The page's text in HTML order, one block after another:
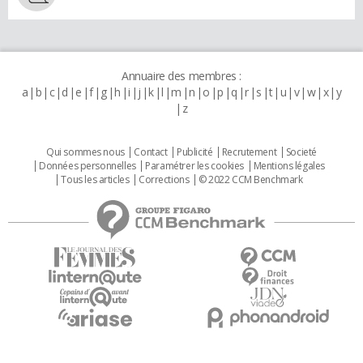
Annuaire des membres :
a b c d e f g h i j k l m n o p q r s t u v w x y
z
Qui sommes nous Contact Publicité Recrutement
Societé
Données personnelles
Paramétrer les cookies
Mentions légales
Tous les articles
Corrections © 2022 CCM Benchmark